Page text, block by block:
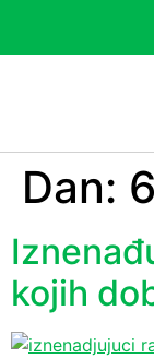
Dan:
kojih